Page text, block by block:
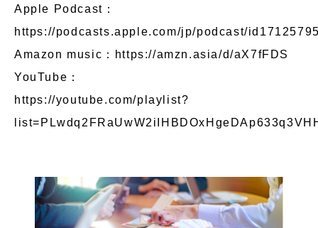
Apple Podcast：
https://podcasts.apple.com/jp/podcast/
Amazon music：
https://amzn.asia/d/aX7fFDS
YouTube：
https://youtube.com/playlist?